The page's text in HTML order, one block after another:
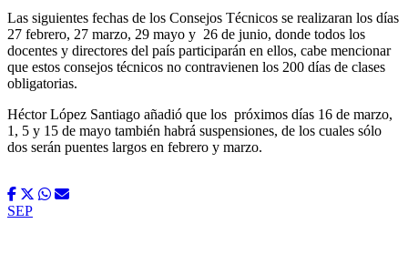
Las siguientes fechas de los Consejos Técnicos se realizaran los días
27 febrero, 27 marzo, 29 mayo y 26 de junio, donde todos los
docentes y directores del país participarán en ellos, cabe mencionar
que estos consejos técnicos no contravienen los 200 días de clases
obligatorias.
Héctor López Santiago añadió que los próximos días 16 de marzo,
1, 5 y 15 de mayo también habrá suspensiones, de los cuales sólo
dos serán puentes largos en febrero y marzo.
SEP